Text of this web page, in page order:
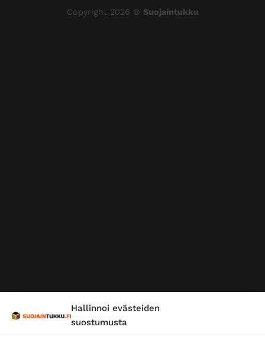
Hallinnoi evästeiden
suostumusta
Copyright 2026 © Suojaintukku